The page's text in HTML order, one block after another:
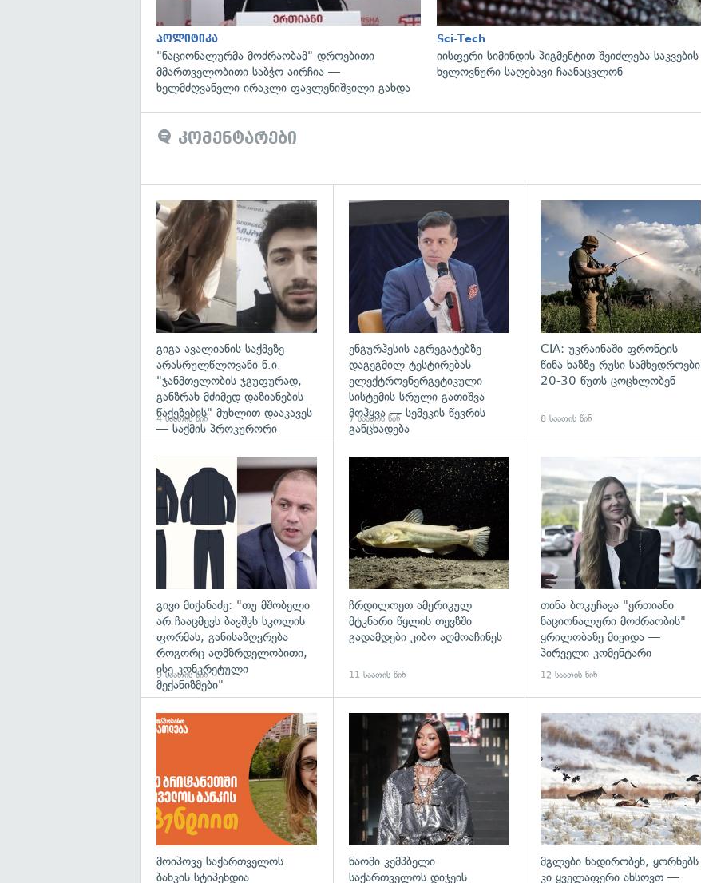
პოლიტიკა
"ნაციონალურმა მოძრაობამ" დროებითი
მმართველობითი საბჭო აირჩია —
ხელმძღვანელი ირაკლი ფავლენიშვილი გახდა
Sci-Tech
იისფერი სიმინდის პიგმენტით შეიძლება საკვების
ხელოვნური საღებავი ჩაანაცვლონ
კომენტარები
გიგა ავალიანის საქმეზე
არასრულწლოვანი ნ.ი.
"ჯანმთელობის ჯგუფურად,
განზრახ მძიმედ დაზიანების
წაქეზების" მუხლით დააკავეს
— საქმის პროკურორი
4 საათის წინ
გადახედვა
ენგურჰესის აგრეგატებზე
დაგეგმილ ტესტირებას
ელექტროენერგეტიკული
სისტემის სრული გათიშვა
მოჰყვა — სემეკის წევრის
განცხადება
7 საათის წინ
CIA: უკრაინაში ფრონტის
წინა ხაზზე რუსი სამხედროები
20-30 წუთს ცოცხლობენ
8 საათის წინ
გადახედვა
გივი მიქანაძე: "თუ მშობელი
არ ჩააცმევს ბავშვს სკოლის
ფორმას, განისაზღვრება
როგორც აღმზრდელობითი,
ისე კონკრეტული
მექანიზმები"
9 საათის წინ
ჩრდილოეთ ამერიკულ
მტკნარი წყლის თევზში
გადამდები კიბო აღმოაჩინეს
11 საათის წინ
თინა ბოკუჩავა "ერთიანი
ნაციონალური მოძრაობის"
ყრილობაზე მივიდა —
პირველი კომენტარი
12 საათის წინ
მოიპოვე საქართველოს
ბანკის სტიპენდია
გადახედვა
ნაომი კემპბელი
საქართველოს დიჯეის
მგლები ნადირობენ, ყორნებს
კი ყველაფერი ახსოვთ —